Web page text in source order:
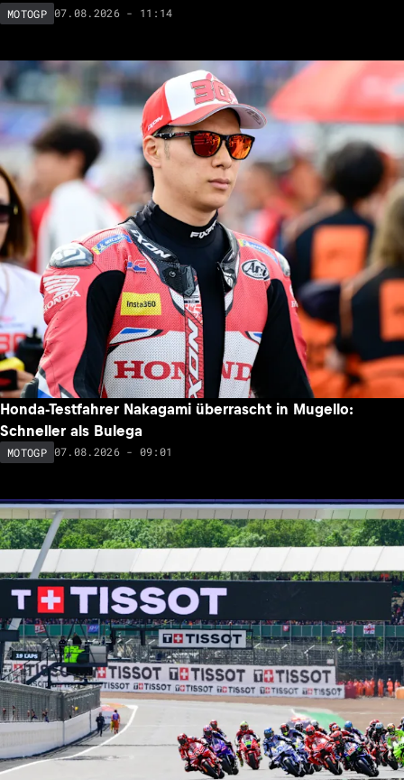
MOTOGP 07.08.2026 - 11:14
Honda-Testfahrer Nakagami überrascht in Mugello:
Schneller als Bulega
MOTOGP 07.08.2026 - 09:01